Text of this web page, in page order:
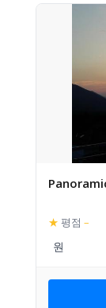
★ 평점 –